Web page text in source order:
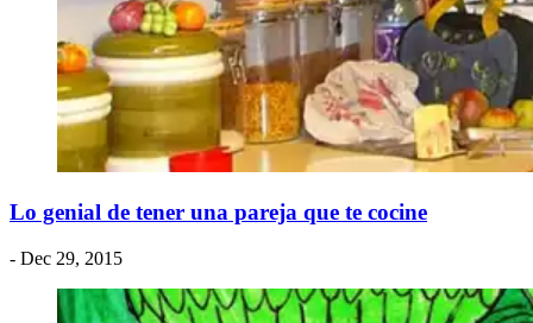
Lo genial de tener una pareja que te cocine
- Dec 29, 2015